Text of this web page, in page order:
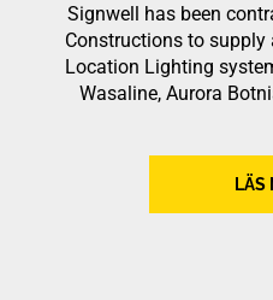
Signwell has been
Constructions to supply
Location Lighting
Wasaline, Aurora
LÄS